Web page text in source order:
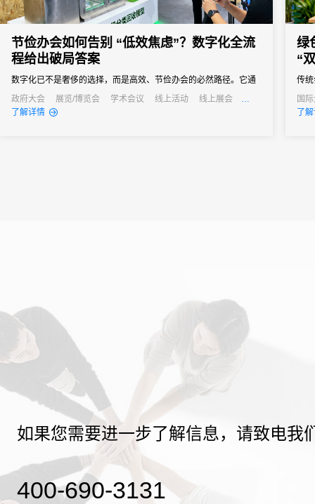
节俭办会如何告别 “低效焦虑”？数字化全流
程给出破局答案
数字化已不是奢侈的选择，而是高效、节俭办会的必然路径。它通
过技术手段打通会议管理的各个环节，用自动化替代人工操作、以
数据化驱动决策、以无纸化践行绿色理念，最终实现成本降低与效
政府大会 展览/博览会 学术会议 线上活动
线上展会
公关活动
招商会
了解详情
绿
“
传
业
国
线
了
如果您需要进一步了解信息，请致电我
400-690-3131